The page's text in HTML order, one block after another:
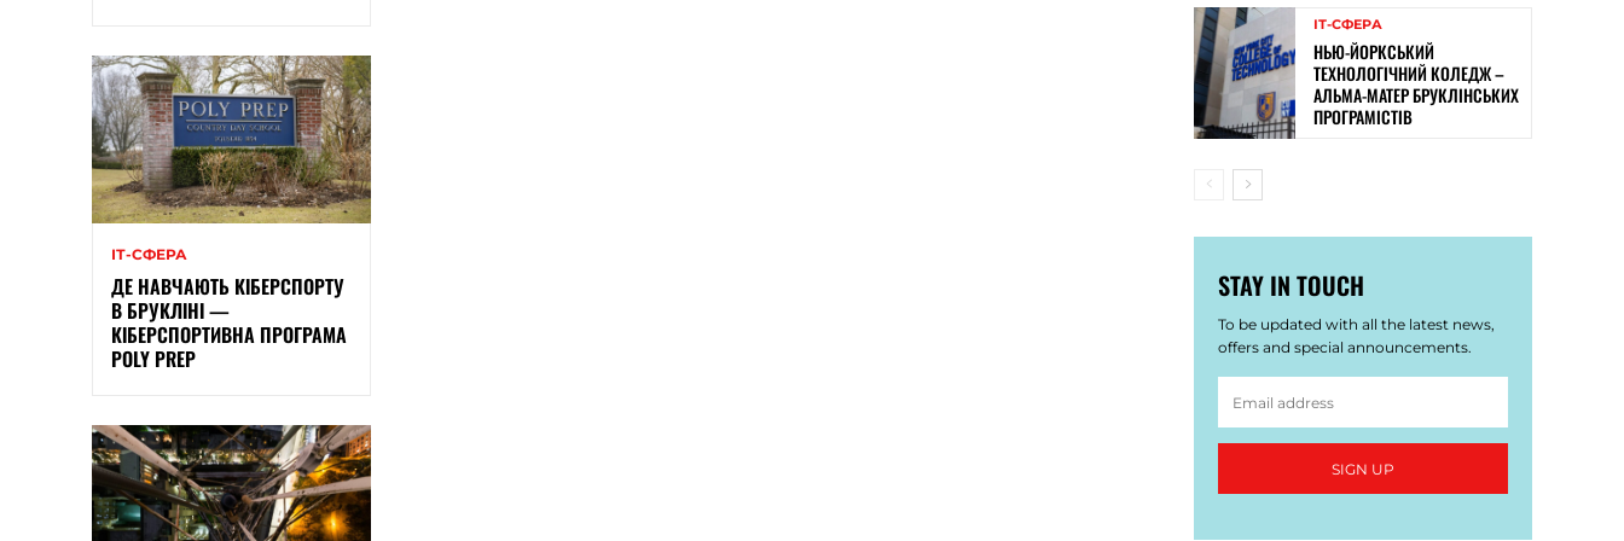
ІТ-СФЕРА
ДЕ НАВЧАЮТЬ КІБЕРСПОРТУ
В БРУКЛІНІ —
КІБЕРСПОРТИВНА ПРОГРАМА
POLY PREP
ІТ-СФЕРА
НЬЮ-ЙОРКСЬКИЙ
ТЕХНОЛОГІЧНИЙ КОЛЕДЖ –
АЛЬМА-МАТЕР БРУКЛІНСЬКИХ
ПРОГРАМІСТІВ
STAY IN TOUCH
To be updated with all the latest news,
offers and special announcements.
SIGN UP